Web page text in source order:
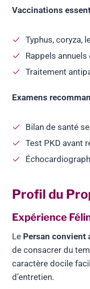
Vaccinations
Typhus, coryza,
Rappels
Traitement
Examens
Bilan de santé
Test PKD avant
Profil du
Expérience
Le Persan convient
de consacrer du
caractère docile
d’entretien.